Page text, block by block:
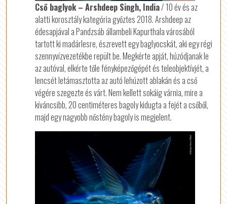
Cső baglyok – Arshdeep Singh, India/ 10 év és az
alatti korosztály kategória győztes 2018. Arshdeep az
édesapjával a Pandzsáb állambeli Kapurthala városából
tartott ki madárlesre, észrevett egy baglyocskát, aki egy régi
szennyvízvezetékbe repült be. Megkérte apját, húzódjanak le
az autóval, elkérte tőle fényképezőgépét és teleobjektívjét, a
lencsét letámasztotta az autó lehúzott ablakán és a cső
végére szegezte és várt. Nem kellett sokáig várnia, mire a
kíváncsibb, 20 centiméteres bagoly kidugta a fejét a csőből,
majd egy nagyobb nőstény bagoly is megjelent.